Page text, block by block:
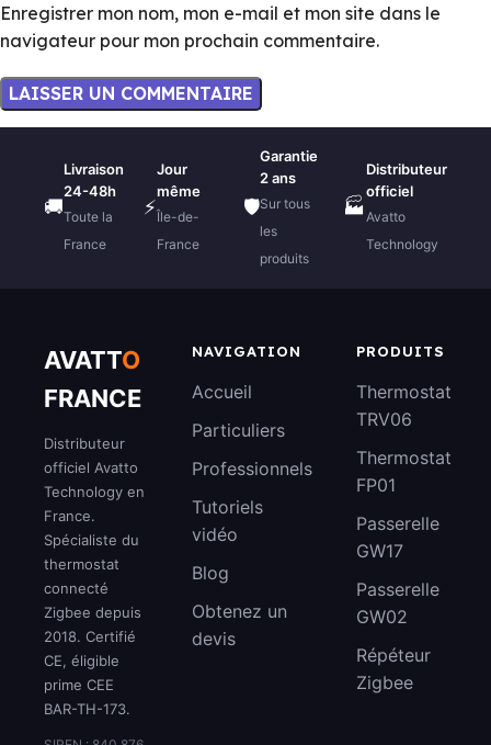
Enregistrer mon nom, mon e-mail et mon site dans le
navigateur pour mon prochain commentaire.
🚚
Livraison
24-48h
Toute la
France
⚡
Jour
même
Île-de-
France
🛡️
Garantie
2 ans
Sur tous
les
produits
🏭
Distributeur
officiel
Avatto
Technology
AVATTO
FRANCE
Distributeur
officiel Avatto
Technology en
France.
Spécialiste du
thermostat
connecté
Zigbee depuis
2018. Certifié
CE, éligible
prime CEE
BAR-TH-173.
NAVIGATION
Accueil
Particuliers
Professionnels
Tutoriels
vidéo
Blog
Obtenez un
devis
PRODUITS
Thermostat
TRV06
Thermostat
FP01
Passerelle
GW17
Passerelle
GW02
Répéteur
Zigbee